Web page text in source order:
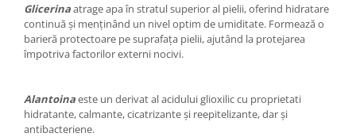
Glicerinaatrage apa în stratul superior al pielii, oferind hidratare
continuă și menținând un nivel optim de umiditate. Formează o
barieră protectoare pe suprafața pielii, ajutând la protejarea
împotriva factorilor externi nocivi.
Alantoinaeste un derivat al acidului glioxilic cu proprietati
hidratante, calmante, cicatrizante și reepitelizante, dar și
antibacteriene.